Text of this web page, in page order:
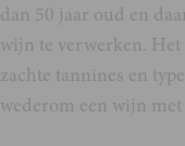
dan 50 jaar oud en
wijn te verwerken.
zachte tannines en
wederom een wijn met